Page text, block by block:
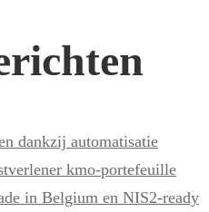
dankzij automatisatie
kmo-portefeuille
in Belgium en NIS2-ready